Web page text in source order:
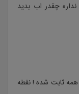
چقدر اب بدید
ثابت شده ! نقطه